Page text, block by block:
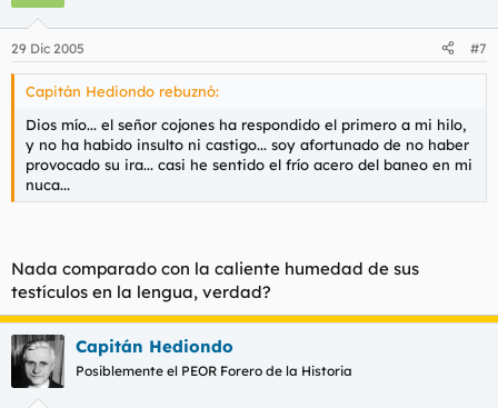
29 Dic 2005 #7
Capitán Hediondo rebuznó:
Dios mío... el señor cojones ha respondido el primero a mi hilo,
y no ha habido insulto ni castigo... soy afortunado de no haber
provocado su ira... casi he sentido el frío acero del baneo en mi
nuca...
Nada comparado con la caliente humedad de sus
testículos en la lengua, verdad?
Capitán Hediondo
Posiblemente el PEOR Forero de la Historia